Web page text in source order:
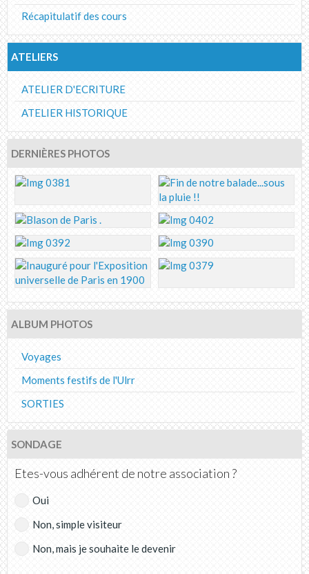
Récapitulatif des cours
ATELIERS
ATELIER D'ECRITURE
ATELIER HISTORIQUE
DERNIÈRES PHOTOS
ALBUM PHOTOS
Voyages
Moments festifs de l'Ulrr
SORTIES
SONDAGE
Etes-vous adhérent de notre association ?
Oui
Non, simple visiteur
Non, mais je souhaite le devenir